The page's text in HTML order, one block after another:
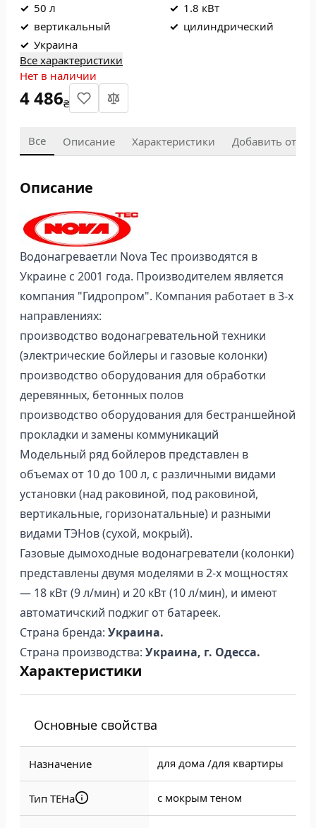
✓ 50 л ✓ 1.8 кВт
✓ вертикальный ✓ цилиндрический
✓ Украина
Все характеристики
Нет в наличии
4 486₴
Все Описание Характеристики Добавить отзыв
Описание
Водонагреваетли Nova Tec производятся в
Украине с 2001 года. Производителем является
компания "Гидропром". Компания работает в 3-х
направлениях:
производство водонагревательной техники
(электрические бойлеры и газовые колонки)
производство оборудования для обработки
деревянных, бетонных полов
производство оборудования для бестраншейной
прокладки и замены коммуникаций
Модельный ряд бойлеров представлен в
объемах от 10 до 100 л, с различными видами
установки (над раковиной, под раковиной,
вертикальные, горизонатальные) и разными
видами ТЭНов (сухой, мокрый).
Газовые дымоходные водонагреватели (колонки)
представлены двумя моделями в 2-х мощностях
— 18 кВт (9 л/мин) и 20 кВт (10 л/мин), и имеют
автоматичский поджиг от батареек.
Страна бренда: Украина.
Страна производства: Украина, г. Одесса.
Характеристики
Основные свойства
Назначение для дома /для квартиры
Тип ТЕНа с мокрым теном